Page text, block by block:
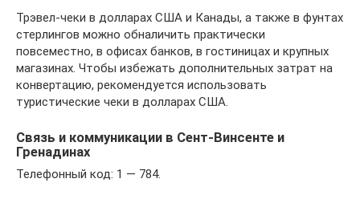
Трэвел-чеки в долларах США и Канады, а также в фунтах
стерлингов можно обналичить практически
повсеместно, в офисах банков, в гостиницах и крупных
магазинах. Чтобы избежать дополнительных затрат на
конвертацию, рекомендуется использовать
туристические чеки в долларах США.
Связь и коммуникации в Сент-Винсенте и
Гренадинах
Телефонный код: 1 — 784.